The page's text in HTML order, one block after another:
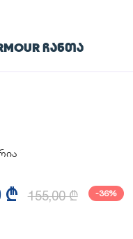
ᲩᲐᲜᲗᲐ
₾ 155,00 ₾ -36%